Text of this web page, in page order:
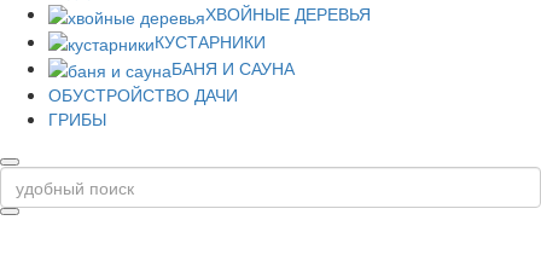
ХВОЙНЫЕ ДЕРЕВЬЯ
КУСТАРНИКИ
БАНЯ И САУНА
ОБУСТРОЙСТВО ДАЧИ
ГРИБЫ